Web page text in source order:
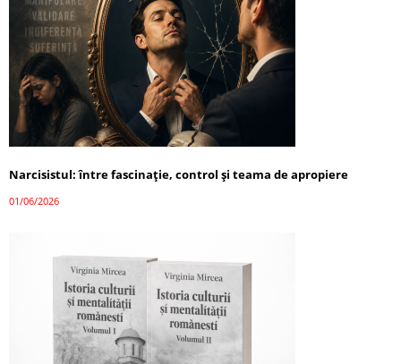
Narcisistul: între fascinație, control și teama de apropiere
01/06/2026